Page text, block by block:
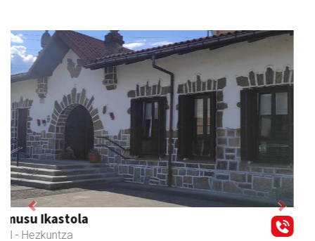
Previous Next